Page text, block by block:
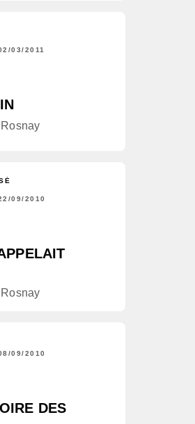
03/2011
09/2010
09/2010
DES